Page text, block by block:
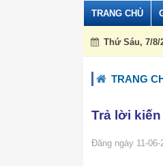
TRANG CHỦ
Thứ Sáu, 7/8/
TRANG
Trả lời
Đăng ngày 11-06-